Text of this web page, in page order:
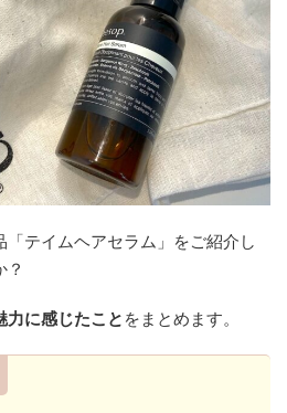
テイムヘアセラム」をご紹介し
？
力に感じたこと をまとめます。